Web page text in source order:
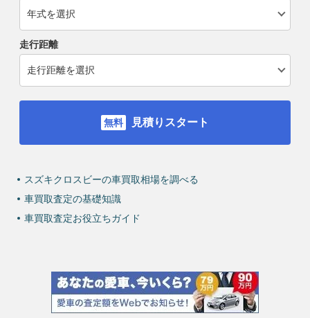
走行距離
見積りスタート
スズキクロスビーの車買取相場を調べる
車買取査定の基礎知識
車買取査定お役立ちガイド